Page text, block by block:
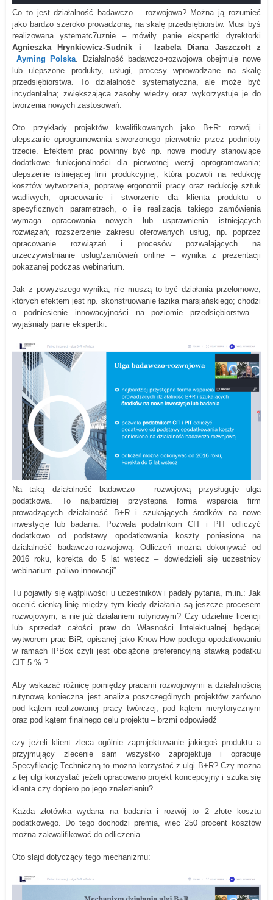
Co to jest działa ność badawczo – rozwojowa? Można ją rozumieć
jako bardzo szerokoprowadzoną, na skalę przedsiębiorstw. Musi byś
realizowana ystematc7uznie – mówiły panie ekspertki dyrektorki
Agnieszka Hrynkiewicz-Sudnik i
Izabela Diana Jaszczołt z
Ayming Polska . Działalność badawczo-rozwojowa obejmuje nowe
lub ulepszone produkty, usługi, procesy wprowadzane na skalę
przedsiębiorstwa. To działalność systematyczna, ale może być
incydentalna; zwiększająca zasoby wiedzy oraz wykorzystuje je do
tworzenia nowych zastosowań.
Oto przykłady projektów kwalifikowanych jako B+R: rozwój i
ulepszanie oprogramowania stworzonego pierwotnie przez podmioty
trzecie. Efektem prac powinny być np. nowe moduły stanowiące
dodatkowe funkcjonalności dla pierwotnej wersji oprogramowania;
ulepszenie istniejącej linii produkcyjnej, która pozwoli na redukcję
kosztów wytworzenia, poprawę ergonomii pracy oraz redukcję sztuk
wadliwych; opracowanie i stworzenie dla klienta produktu o
specyficznych parametrach, o ile realizacja takiego zamówienia
wymaga opracowania nowych lub usprawnienia istniejących
rozwiązań; rozszerzenie zakresu oferowanych usług, np. poprzez
opracowanie rozwiązań i procesów pozwalających na
urzeczywistnianie usług/zamówień online – wynika z prezentacji
pokazanej podczas webinarium.
Jak z powyższego wynika, nie muszą to być działania przełomowe,
których efektem jest np. skonstruowanie łazika marsjańskiego; chodzi
o podniesienie innowacyjności na poziomie przedsiębiorstwa –
wyjaśniały panie ekspertki.
Na taką działalność badawczo – rozwojową przysługuje ulga
podatkowa. To najbardziej przystępna forma wsparcia firm
prowadzących działalność B+R i szukających środków na nowe
inwestycje lub badania. Pozwala podatnikom CIT i PIT odliczyć
dodatkowo od podstawy opodatkowania koszty poniesione na
działalność badawczo-rozwojową. Odliczeń można dokonywać od
2016 roku, korekta do 5 lat wstecz – dowiedzieli się uczestnicy
webinarium „paliwo innowacji”.
Tu pojawiły się wątpliwości u uczestników i padały pytania, m.in.: Jak
ocenić cienką linię między tym kiedy działania są jeszcze procesem
rozwojowym, a nie już działaniem rutynowym? Czy udzielnie licencji
lub sprzedaż całości praw do Własności Intelektualnej będącej
wytworem prac BiR, opisanej jako Know-How podlega opodatkowaniu
w ramach IPBox czyli jest obciążone preferencyjną stawką podatku
CIT 5 % ?
Aby wskazać różnicę pomiędzy pracami rozwojowymi a działalnością
rutynową konieczna jest analiza poszczególnych projektów zarówno
pod kątem realizowanej pracy twórczej, pod kątem merytorycznym
oraz pod kątem finalnego celu projektu – brzmi odpowiedź
czy jeżeli klient zleca ogólnie zaprojektowanie jakiegoś produktu a
przyjmujący zlecenie sam wszystko zaprojektuje i opracuje
Specyfikację Techniczną to można korzystać z ulgi B+R? Czy można
z tej ulgi korzystać jeżeli opracowano projekt koncepcyjny i szuka się
klienta czy dopiero po jego znalezieniu?
Każda złotówka wydana na badania i rozwój to 2 złote kosztu
podatkowego. Do tego dochodzi premia, więc 250 procent kosztów
można zakwalifikować do odliczenia.
Oto slajd dotyczący tego mechanizmu: